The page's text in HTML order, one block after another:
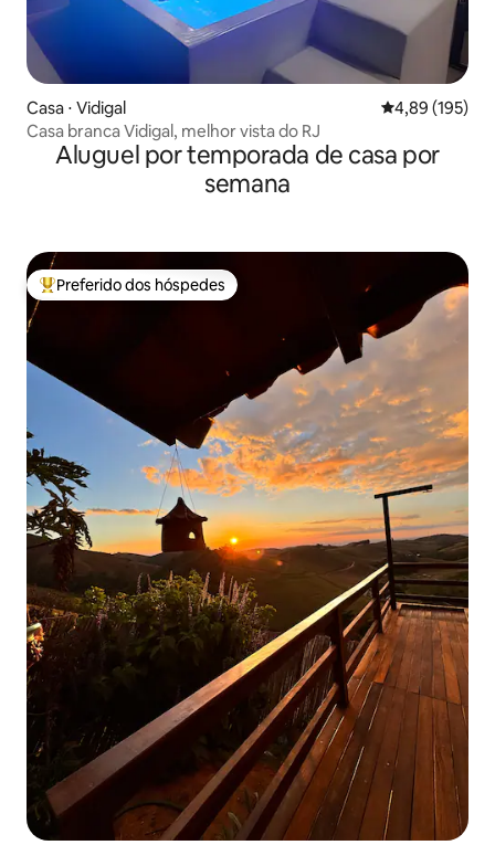
Casa ⋅ Vidigal 4,89 de uma
4,89 (195)
Casa branca Vidigal, melhor vista do RJ
Aluguel por temporada de casa por
semana
Entre os melhores preferidos dos hóspedes
Preferido dos hóspedes